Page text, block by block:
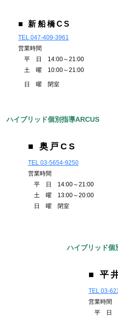
■ 新船橋CS
TEL 047-409-3961
営業時間
平 日 14:00～21:00
土 曜 10:00～21:00
日 曜 閉室
ハイブリッド個別指導ARCUS
■ 奥戸CS
TEL 03-5654-9250
営業時間
平 日 14:00～21:00
土 曜 13:00～20:00
日 曜 閉室
ハイブリッド個
■ 平
TEL 03-
営業時間
平 日